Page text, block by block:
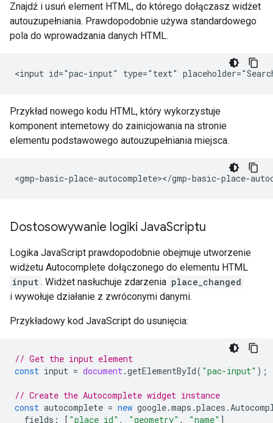
Znajdź i usuń element HTML, do którego dołączasz widżet
autouzupełniania. Prawdopodobnie używa standardowego
pola do wprowadzania danych HTML.
Przykład nowego kodu HTML, który wykorzystuje
komponent internetowy do zainicjowania na stronie
elementu podstawowego autouzupełniania miejsca.
Dostosowywanie logiki JavaScriptu
Logika JavaScript prawdopodobnie obejmuje utworzenie
widżetu Autocomplete dołączonego do elementu HTML
input . Widżet nasłuchuje zdarzenia place_changed
i wywołuje działanie z zwróconymi danymi.
Przykładowy kod JavaScript do usunięcia:
// Get the input element
const input = document.getElementById( "pac-input" );
// Create the Autocomplete widget instance
const autocomplete = new google.maps .places .
fields : [ "place_id" , "geometry" , "name" ]